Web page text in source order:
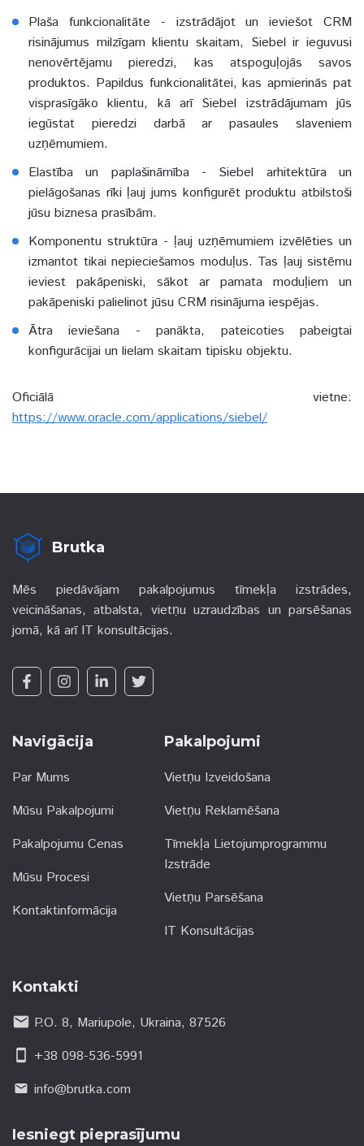
Plaša funkcionalitāte - izstrādājot un ieviešot CRM
risinājumus milzīgam klientu skaitam, Siebel ir ieguvusi
nenovērtējamu pieredzi, kas atspoguļojās savos
produktos. Papildus funkcionalitātei, kas apmierinās pat
visprasīgāko klientu, kā arī Siebel izstrādājumam jūs
iegūstat pieredzi darbā ar pasaules slaveniem
uzņēmumiem.
Elastība un paplašināmība - Siebel arhitektūra un
pielāgošanas rīki ļauj jums konfigurēt produktu atbilstoši
jūsu biznesa prasībām.
Komponentu struktūra - ļauj uzņēmumiem izvēlēties un
izmantot tikai nepieciešamos moduļus. Tas ļauj sistēmu
ieviest pakāpeniski, sākot ar pamata moduļiem un
pakāpeniski palielinot jūsu CRM risinājuma iespējas.
Ātra ieviešana - panākta, pateicoties pabeigtai
konfigurācijai un lielam skaitam tipisku objektu.
Oficiālā vietne:
https://www.oracle.com/applications/siebel/
Brutka
Mēs piedāvājam pakalpojumus tīmekļa izstrādes,
veicināšanas, atbalsta, vietņu uzraudzības un parsēšanas
jomā, kā arī IT konsultācijas.
Navigācija
Par Mums
Mūsu Pakalpojumi
Pakalpojumu Cenas
Mūsu Procesi
Kontaktinformācija
Pakalpojumi
Vietņu Izveidošana
Vietņu Reklamēšana
Tīmekļa Lietojumprogrammu
Izstrāde
Vietņu Parsēšana
IT Konsultācijas
Kontakti
email P.O. 8, Mariupole, Ukraina, 87526
smartphone +38 098-536-5991
email info@brutka.com
Iesniegt pieprasījumu